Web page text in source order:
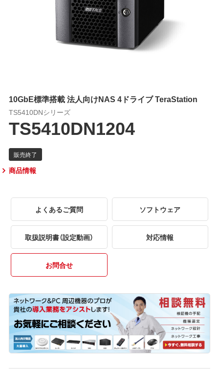
10GbE標準搭載 法人向けNAS 4ドライブ TeraStation
TS5410DNシリーズ
TS5410DN1204
商品情報
よくあるご質問 ソフトウェア
取扱説明書（設定動画） 対応情報
お問合せ